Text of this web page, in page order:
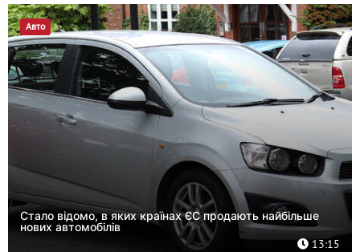
Авто
Стало відомо, в яких країнах ЄС продають найбільше
нових автомобілів
13:15